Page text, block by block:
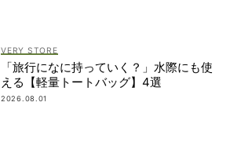
VERY STORE
「旅行になに持っていく？」水際にも使
える【軽量トートバッグ】4選
2026.08.01